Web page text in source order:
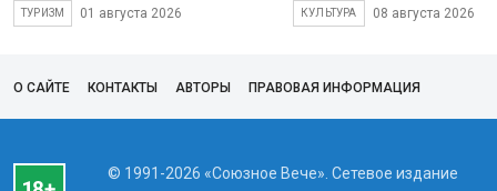
ТУРИЗМ 01 августа 2026 КУЛЬТУРА 08 августа 2026
О САЙТЕ КОНТАКТЫ АВТОРЫ ПРАВОВАЯ ИНФОРМАЦИЯ
© 1991-2026 «Союзное Вече». Сетевое издание